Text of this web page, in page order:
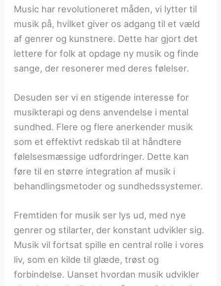
Music har revolutioneret måden, vi lytter til
musik på, hvilket giver os adgang til et væld
af genrer og kunstnere. Dette har gjort det
lettere for folk at opdage ny musik og finde
sange, der resonerer med deres følelser.
Desuden ser vi en stigende interesse for
musikterapi og dens anvendelse i mental
sundhed. Flere og flere anerkender musik
som et effektivt redskab til at håndtere
følelsesmæssige udfordringer. Dette kan
føre til en større integration af musik i
behandlingsmetoder og sundhedssystemer.
Fremtiden for musik ser lys ud, med nye
genrer og stilarter, der konstant udvikler sig.
Musik vil fortsat spille en central rolle i vores
liv, som en kilde til glæde, trøst og
forbindelse. Uanset hvordan musik udvikler